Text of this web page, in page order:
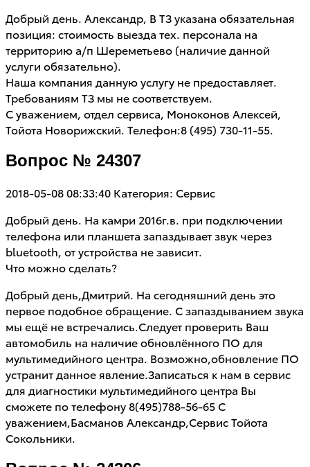
Добрый день. Александр, В ТЗ указана обязательная
позиция: стоимость выезда тех. персонала на
территорию а/п Шереметьево (наличие данной
услуги обязательно).
Наша компания данную услугу не предоставляет.
Требованиям ТЗ мы не соответствуем.
С уважением, отдел сервиса, Моноконов Алексей,
Тойота Новорижский. Телефон:8 (495) 730-11-55.
Вопрос № 24307
2018-05-08 08:33:40 Категория: Сервис
Добрый день. На камри 2016г.в. при подключении
телефона или планшета запаздывает звук через
bluetooth, от устройства не зависит.
Что можно сделать?
Добрый день,Дмитрий. На сегодняшний день это
первое подобное обращение. С запаздыванием звука
мы ещё не встречались.Следует проверить Ваш
автомобиль на наличие обновлённого ПО для
мультимедийного центра. Возможно,обновление ПО
устранит данное явление.Записаться к нам в сервис
для диагностики мультимедийного центра Вы
сможете по телефону 8(495)788-56-65 С
уважением,Басманов Александр,Сервис Тойота
Сокольники.